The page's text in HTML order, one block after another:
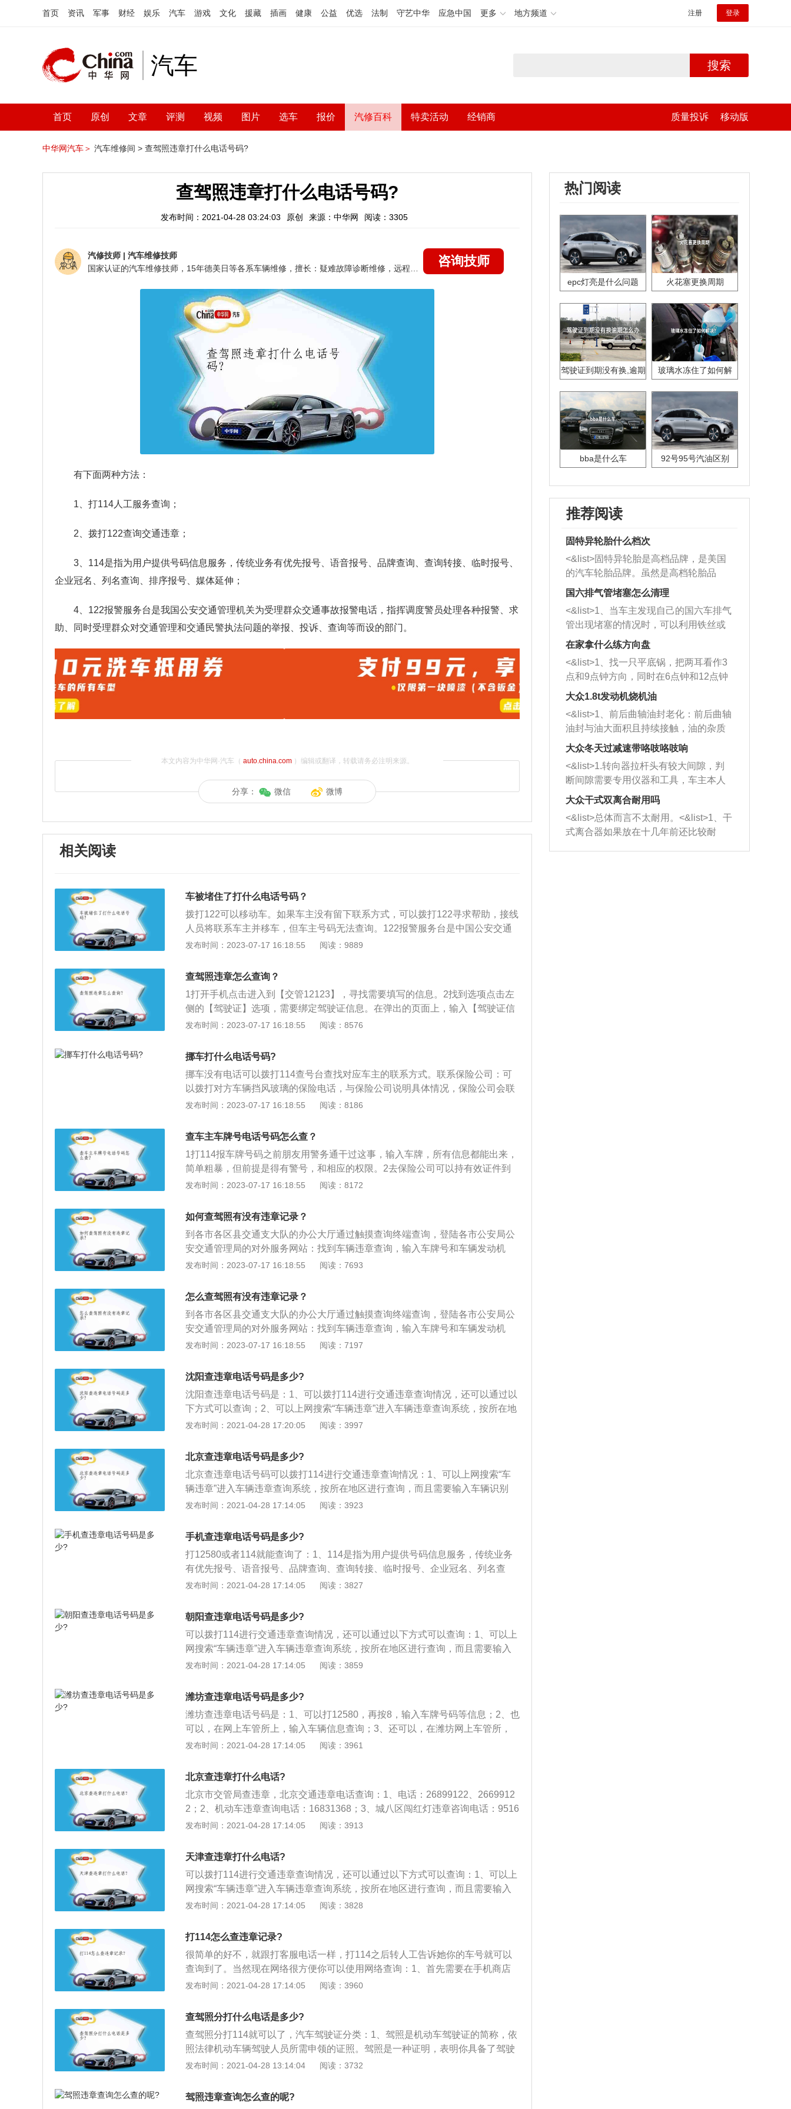
首页 资讯 军事 财经 娱乐 汽车 游戏 文化 援藏 插画 健康 公益 优选 法制 守艺中华 应急中国 更多 地方频道 注册 登录
汽车 搜索
首页 原创 文章 评测 视频 图片 选车 报价 汽修百科 特卖活动 经销商 质量投诉 移动版
中华网汽车＞ 汽车维修间 > 查驾照违章打什么电话号码?
查驾照违章打什么电话号码?
发布时间：2021-04-28 03:24:03 原创 来源：中华网 阅读：3305
汽修技师 | 汽车维修技师
咨询技师
有下面两种方法：
1、打114人工服务查询；
2、拨打122查询交通违章；
3、114是指为用户提供号码信息服务，传统业务有优先报号、语音报号、品牌查询、查询转接、临时报号、
企业冠名、列名查询、排序报号、媒体延伸；
4、122报警服务台是我国公安交通管理机关为受理群众交通事故报警电话，指挥调度警员处理各种报警、求
助、同时受理群众对交通管理和交通民警执法问题的举报、投诉、查询等而设的部门。
本文内容为中华网·汽车（ auto.china.com）编辑或翻译，转载请务必注明来源。
分享： 微信 微博
相关阅读
车被堵住了打什么电话号码？
拨打122可以移动车。如果车主没有留下联系方式，可以拨打122寻求帮助，接线
人员将联系车主并移车，但车主号码无法查询。122报警服务台是中国公安交通
管理机关受理公共交通事故报警电话，指挥警察请求各种警报、帮助，同时也是
员清楚说明车牌、车辆的正确位置，同时说明堵塞的具体情况，提高效率。
发布时间：2023-07-17 16:18:55 阅读：9889
查驾照违章怎么查询？
1打开手机点击进入到【交管12123】，寻找需要填写的信息。2找到选项点击左
侧的【驾驶证】选项，需要绑定驾驶证信息。在弹出的页面上，输入【驾驶证信
息】进行绑定。3点击【机动车】绑定对应的车辆。点击右侧的【驾驶分】，可
去交警队接受处罚，直接点击“罚款缴纳”，缴纳罚款金额即可。
发布时间：2023-07-17 16:18:55 阅读：8576
挪车打什么电话号码?
挪车没有电话可以拨打114查号台查找对应车主的联系方式。联系保险公司：可
以拨打对方车辆挡风玻璃的保险电话，与保险公司说明具体情况，保险公司会联
系车主过来。拨打122：122是交通管理部门为受理百姓交通事故的电话。告诉对
在违规行为，且不配合挪车，122会安排人直接过来处理，并将车拖走。
发布时间：2023-07-17 16:18:55 阅读：8186
查车主车牌号电话号码怎么查？
1打114报车牌号码之前朋友用警务通干过这事，输入车牌，所有信息都能出来，
简单粗暴，但前提是得有警号，和相应的权限。2去保险公司可以持有效证件到
保险公司，申请保险公司通过车牌号找到车主。申请查找的手续会比较繁琐，需
序到车管所调取。不乱停车，从自己做起。
发布时间：2023-07-17 16:18:55 阅读：8172
如何查驾照有没有违章记录？
到各市各区县交通支大队的办公大厅通过触摸查询终端查询，登陆各市公安局公
安交通管理局的对外服务网站：找到车辆违章查询，输入车牌号和车辆发动机
号，点击查询即可。相关介绍如下：1、按照《道路交通法》等法规的规定：在
接受为期15天的交通法规培训，考试合格后才能再次拥有驾驶资格。处理违章需
驾驶证本人在场。2、必须本人：为应对“多个车本消分”现状，北京市交管局已采
用“实名制处理交通违章”制度，即驾驶员前往交通执法站，处理探头等监控设备
拍下的违章记录时，必须出示本人驾照和牡丹卡，如果同时出示了他人驾照和牡
丹卡，那么被出示人必须同时在场，否则将被交警“驳回”，不予办理。
发布时间：2023-07-17 16:18:55 阅读：7693
怎么查驾照有没有违章记录？
到各市各区县交通支大队的办公大厅通过触摸查询终端查询，登陆各市公安局公
安交通管理局的对外服务网站：找到车辆违章查询，输入车牌号和车辆发动机
号，点击查询即可。相关介绍如下：1、按照《道路交通法》等法规的规定：在
接受为期15天的交通法规培训，考试合格后才能再次拥有驾驶资格。处理违章需
驾驶证本人在场。2、必须本人：为应对“多个车本消分”现状，北京市交管局已采
用“实名制处理交通违章”制度，即驾驶员前往交通执法站，处理探头等监控设备
拍下的违章记录时，必须出示本人驾照和牡丹卡，如果同时出示了他人驾照和牡
丹卡，那么被出示人必须同时在场，否则将被交警“驳回”，不予办理。
发布时间：2023-07-17 16:18:55 阅读：7197
沈阳查违章电话号码是多少?
沈阳查违章电话号码是：1、可以拨打114进行交通违章查询情况，还可以通过以
下方式可以查询；2、可以上网搜索“车辆违章”进入车辆违章查询系统，按所在地
区进行查询，而且需要输入车辆识别号；3、直接拿着行驶证去所在区交警大队
要输入本省的车辆牌号就可以查询违章信息，不用验证码很方便。
发布时间：2021-04-28 17:20:05 阅读：3997
北京查违章电话号码是多少?
北京查违章电话号码可以拨打114进行交通违章查询情况：1、可以上网搜索“车
辆违章”进入车辆违章查询系统，按所在地区进行查询，而且需要输入车辆识别
号；2、直接拿着行驶证去所在区交警大队查询，会为你列出所有违章项目；3、
信息，不用验证码很方便。
发布时间：2021-04-28 17:14:05 阅读：3923
手机查违章电话号码是多少?
打12580或者114就能查询了：1、114是指为用户提供号码信息服务，传统业务
有优先报号、语音报号、品牌查询、查询转接、临时报号、企业冠名、列名查
询、排序报号、媒体延伸；2、增值服务有116114法律顾问、教育导航、健康顾
发布时间：2021-04-28 17:14:05 阅读：3827
朝阳查违章电话号码是多少?
可以拨打114进行交通违章查询情况，还可以通过以下方式可以查询：1、可以上
网搜索“车辆违章”进入车辆违章查询系统，按所在地区进行查询，而且需要输入
车辆识别号；2、直接拿着行驶证去所在区交警大队查询，会为你列出所有违章
以查询违章信息，不用验证码很方便。
发布时间：2021-04-28 17:14:05 阅读：3859
潍坊查违章电话号码是多少?
潍坊查违章电话号码是：1、可以打12580，再按8，输入车牌号码等信息；2、也
可以，在网上车管所上，输入车辆信息查询；3、还可以，在潍坊网上车管所，
注册你的车辆信息，填写手机号等资料。如果有违章，违章后3天内，会收到信
发布时间：2021-04-28 17:14:05 阅读：3961
北京查违章打什么电话?
北京市交管局查违章，北京交通违章电话查询：1、电话：26899122、2669912
2；2、机动车违章查询电话：16831368；3、城八区闯红灯违章咨询电话：9516
888114。
发布时间：2021-04-28 17:14:05 阅读：3913
天津查违章打什么电话?
可以拨打114进行交通违章查询情况，还可以通过以下方式可以查询：1、可以上
网搜索“车辆违章”进入车辆违章查询系统，按所在地区进行查询，而且需要输入
车辆识别号；2、直接拿着行驶证去所在区交警大队查询，会为你列出所有违章
以查询违章信息，不用验证码很方便。
发布时间：2021-04-28 17:14:05 阅读：3828
打114怎么查违章记录?
很简单的好不，就跟打客服电话一样，打114之后转人工告诉她你的车号就可以
查询到了。当然现在网络很方便你可以使用网络查询：1、首先需要在手机商店
中下载【交管12123】软件，然后打开这个应用；2、到交管12123的首页，在这
类，然后在输入号牌密码，如果是第一次使用的用户需要用和车辆绑定的手机来
进行验证；4、进入自己的机动车，就可以清楚的看到的违章，扣了多少分和罚
了多少钱；5、在未处理违章中我们可以自己选择要处理的那个违章，然后点击
处理并缴款，有时一些违章不需要去违章处就可以在网上缴款。
发布时间：2021-04-28 17:14:05 阅读：3960
查驾照分打什么电话是多少?
查驾照分打114就可以了，汽车驾驶证分类：1、驾照是机动车驾驶证的简称，依
照法律机动车辆驾驶人员所需申领的证照。驾照是一种证明，表明你具备了驾驶
机动车需要的技能，可以在道路上驾驶车辆；2、根据《机动车驾驶证申领和使
类、P类，其中A类、C类又分为3种，B类分为2种；3、细化后的C照（小型汽
车）将具体细分为C1、C2、C3、C4四种，其中C1为手动挡小型车驾照，C2为
发布时间：2021-04-28 13:14:04 阅读：3732
驾照违章查询怎么查的呢?
热门阅读
epc灯亮是什么问题 火花塞更换周期
驾驶证到期没有换,逾期
玻璃水冻住了如何解
bba是什么车 92号95号汽油区别
推荐阅读
固特异轮胎什么档次
<&list>固特异轮胎是高档品牌，是美国
的汽车轮胎品牌。虽然是高档轮胎品
牌，但是中高低端的轮胎都有生产，这
也是为了更好的开拓市场。
国六排气管堵塞怎么清理
<&list>1、当车主发现自己的国六车排气
管出现堵塞的情况时，可以利用铁丝或
者是细棍，直接将杂物给取出来，如果
堵塞情况比较严重，也可以采取应急措
施。 <&list>2、直接利用木棍将所有的
杂物推到排气管里面的位置处，然后将
三元催化器拆解开，就可以将堵塞的东
西取出来。但如果是因为积碳过多引起
的堵塞，就需要将三元催化器泡在草酸
洗剂对堵塞的情况得到解决，将清洗剂
放在燃油箱中，与燃油混合后，车辆启
动时，就可以和汽油一起进入到燃烧
室，最后形成废气排出，就可以让三元
催化器得到清洗，排气管堵塞的情况就
能够得到解决。
在家拿什么练方向盘
<&list>1、找一只平底锅，把两耳看作3
点和9点钟方向，同时在6点钟和12点钟
方向做一个标记。 <&list>2、双手握住
一圈半的练习，往右同样也要打相同的
圈数。 <&list>3、最后强调要反复练
习，这样就可以形成肌肉记忆，在真实
驾驶车辆时，不需要记忆也能打好方
向。
大众1.8t发动机烧机油
<&list>1、前后曲轴油封老化：前后曲轴
油封与油大面积且持续接触，油的杂质
和发动机内持续温度变化使其密封效果
逐渐减弱，导致渗油或漏油。<&list>2、
活塞间隙过大：积碳会使活塞环与缸体
的间隙扩大，导致机油流入燃烧室中，
造成烧机油。<&list>3、机油粘度。使用
机油粘度过小的话，同样会有烧机油现
象，机油粘度过小具有很好的流动性，
大众冬天过减速带咯吱咯吱响
<&list>1.转向器拉杆头有较大间隙，判
断间隙需要专用仪器和工具，车主本人
无法制作，需要将车辆送到修理厂或4s
店；<&list>2.车辆半轴套管防尘罩破
裂，破裂后会出现漏油现象，使半轴磨
损严重，磨损的半轴容易损坏，产生异
响；<&list>3.稳定器的转向胶套和球头
大众干式双离合耐用吗
<&list>总体而言不太耐用。<&list>1、干
式离合器如果放在十几年前还比较耐